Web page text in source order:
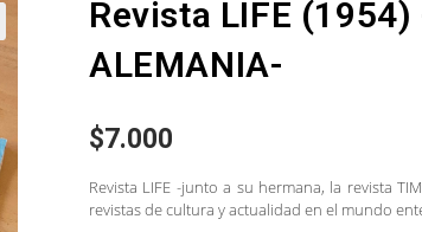
Revista LIFE
ALEMANIA-
$7.000
Revista LIFE -junto a su hermana, la revista
revistas de cultura y actualidad en el mundo